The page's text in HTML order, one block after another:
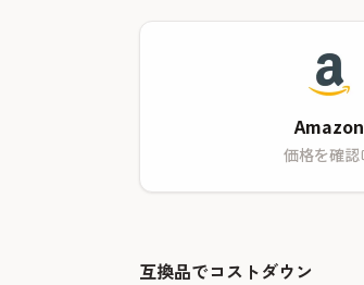
Amazon
価格を確認
互換品でコストダウン